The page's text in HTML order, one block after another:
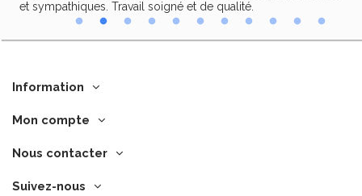
et sympathiques. Travail soigné et de qualité.
Information
Mon compte
Nous contacter
Suivez-nous